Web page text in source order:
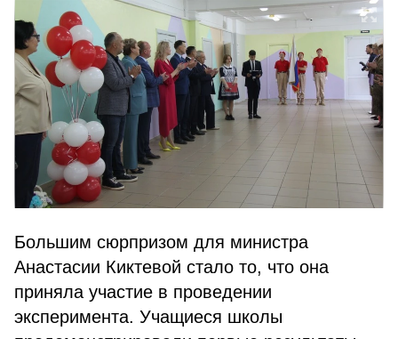
Большим сюрпризом для министра
Анастасии Киктевой стало то, что она
приняла участие в проведении
эксперимента. Учащиеся школы